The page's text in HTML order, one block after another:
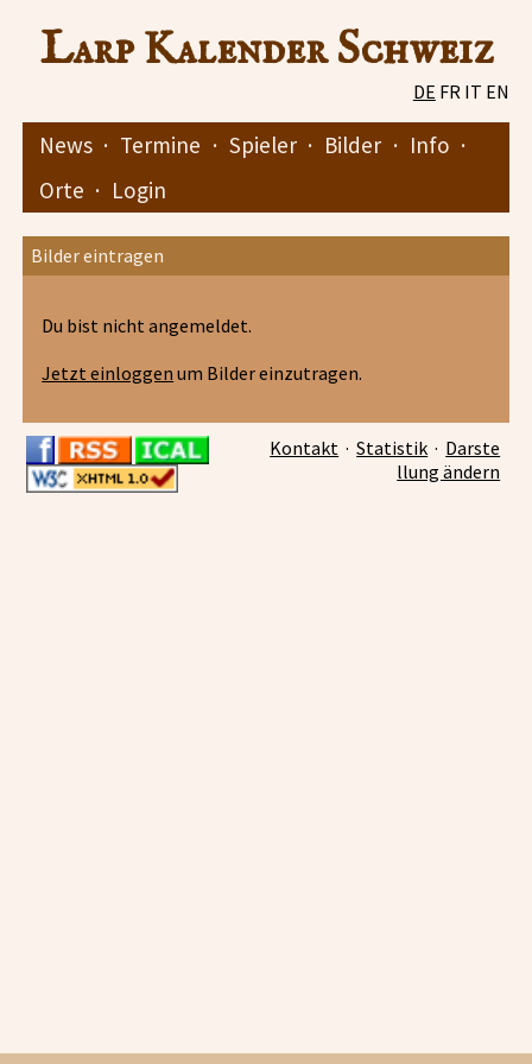
Larp Kalender Schweiz
DE FR IT EN
News · Termine · Spieler · Bilder · Info ·
Orte · Login
Bilder eintragen
Du bist nicht angemeldet.
Jetzt einloggen um Bilder einzutragen.
Kontakt ·Statistik · Darste
llung ändern